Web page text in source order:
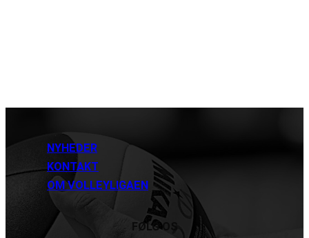
NYHEDER
KONTAKT
OM VOLLEYLIGAEN
FØLG OS